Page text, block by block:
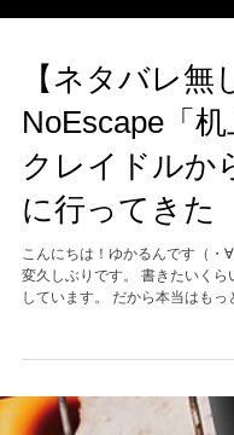
【ネタバレ無
NoEscape「机
クレイドルか
に行ってきた
しています。 だから本当はもっ
人狼、ボドゲなどで遊ぶメンバ
ました🗼 当方、毎月なにかしら